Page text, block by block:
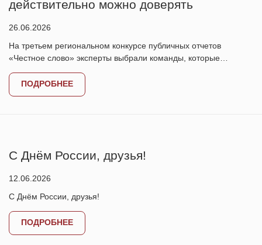
действительно можно доверять
26.06.2026
На третьем региональном конкурсе публичных отчетов
«Честное слово» эксперты выбрали команды, которые…
ПОДРОБНЕЕ
С Днём России, друзья!
12.06.2026
С Днём России, друзья!
ПОДРОБНЕЕ